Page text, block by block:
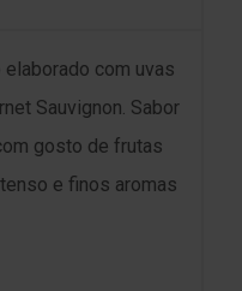
com uvas
Sauvignon. Sabor
gosto de frutas
e finos aromas